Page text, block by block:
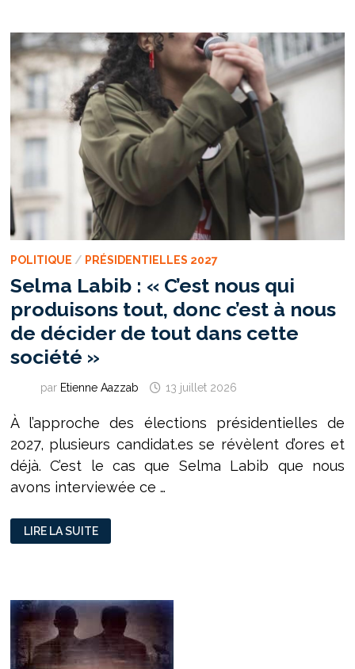
LÉGITIMITÉ
POLITIQUE / PRÉSIDENTIELLES 2027
Selma Labib : « C’est nous qui
produisons tout, donc c’est à nous
de décider de tout dans cette
société »
par Etienne Aazzab 13 juillet 2026
À l’approche des élections présidentielles de
2027, plusieurs candidat.es se révèlent d’ores et
déjà. C’est le cas que Selma Labib que nous
avons interviewée ce …
SELMA
LABIB
:
PRODUISONS
TOUT,
DONC
C’EST
À
NOUS
LIRE LA SUITE